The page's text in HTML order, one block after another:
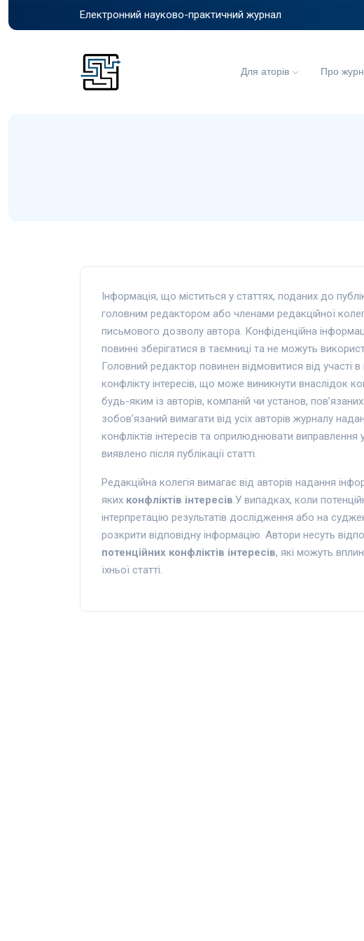
Електронний науково-практичний журнал
Для аторів Про
Інформація, що міститься у статтях, поданих до
головним редактором або членами редакційної
письмового дозволу автора. Конфіденційна
повинні зберігатися в таємниці та не можуть
Головний редактор повинен відмовитися від участі в
конфлікту інтересів, що може виникнути внаслідок
будь-яким із авторів, компаній чи установ,
зобов’язаний вимагати від усіх авторів журналу
конфліктів інтересів та оприлюднювати виправлення
виявлено після публікації статті.
Редакційна колегія вимагає від авторів надання
яких конфліктів інтересів.У випадках, коли
інтерпретацію результатів дослідження або на
розкрити відповідну інформацію. Автори несуть
потенційних конфліктів інтересів, які можуть
їхньої статті.